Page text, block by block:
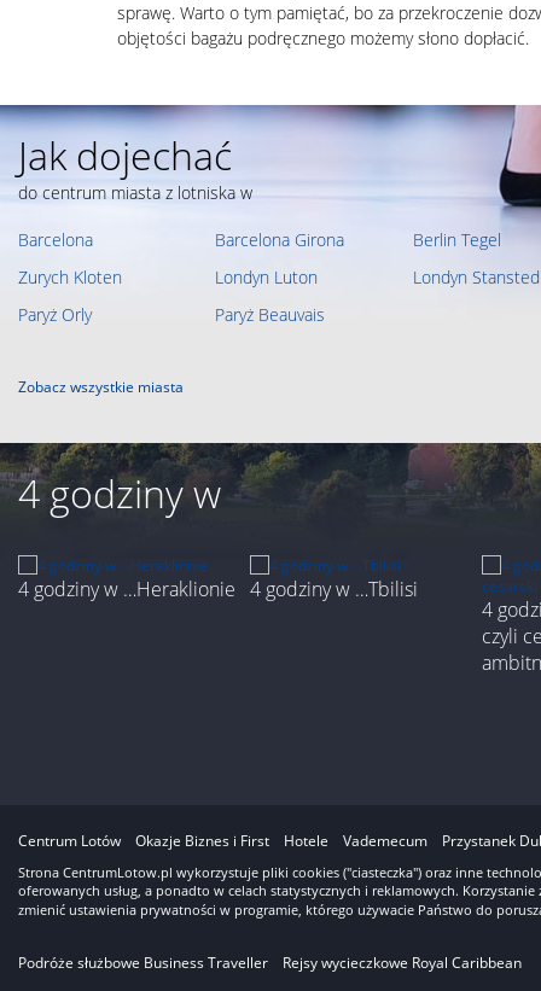
sprawę. Warto o tym pamiętać, bo za przekroczenie
objętości bagażu podręcznego możemy słono dopłacić.
Jak dojechać
do centrum miasta z lotniska w
Barcelona Barcelona Girona
Berlin Tegel
Zurych Kloten
Londyn Luton
Londyn Stansted
Paryż Orly
Paryż Beauvais
Zobacz wszystkie miasta
4 godziny w
4 godziny w …Heraklionie 4 godziny w …Tbilisi
4
czyli
Centrum Lotów Okazje Biznes i First Hotele Vademecum Przystanek
Strona CentrumLotow.pl wykorzystuje pliki cookies ("ciasteczka") oraz inne
oferowanych usług, a ponadto w celach statystycznych i reklamowych.
zmienić ustawienia prywatności w programie, którego używacie Państwo do
Podróże służbowe Business Traveller Rejsy wycieczkowe Royal Caribbean